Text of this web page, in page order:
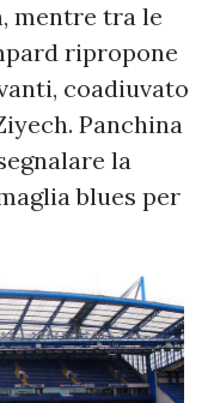
mentre tra le
ripropone
coadiuvato
Panchina
la
blues per